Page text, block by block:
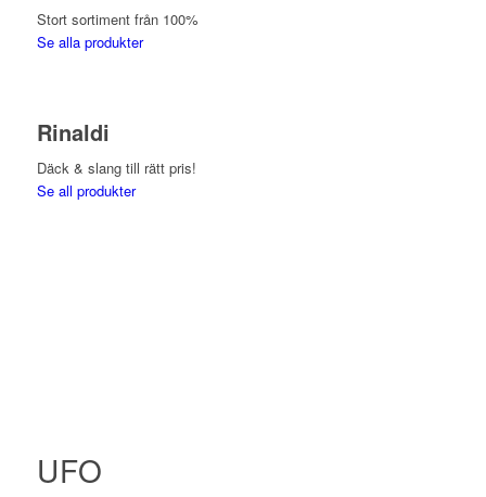
Stort sortiment från 100%
Se alla produkter
Rinaldi
Däck & slang till rätt pris!
Se all produkter
UFO